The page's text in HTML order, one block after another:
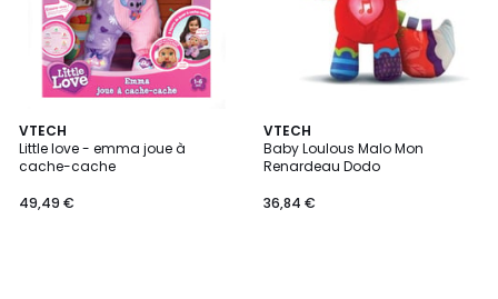
VTECH
Little love - emma joue à
cache-cache
49,49 €
VTECH
Baby Loulous Malo Mon
Renardeau Dodo
36,84 €